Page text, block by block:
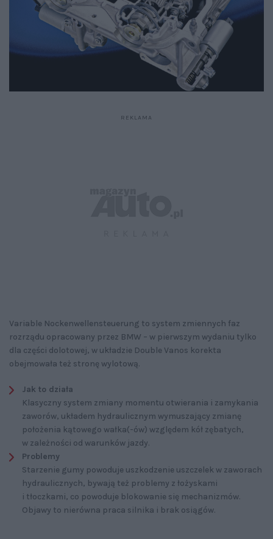
Variable Nockenwellensteuerung to system zmiennych faz
rozrządu opracowany przez BMW – w pierwszym wydaniu tylko
dla części dolotowej, w układzie Double Vanos korekta
obejmowała też stronę wylotową.
Jak to działa
Klasyczny system zmiany momentu otwierania i zamykania
zaworów, układem hydraulicznym wymuszający zmianę
położenia kątowego wałka(-ów) względem kół zębatych,
w zależności od warunków jazdy.
Problemy
Starzenie gumy powoduje uszkodzenie uszczelek w zaworach
hydraulicznych, bywają też problemy z łożyskami
i tłoczkami, co powoduje blokowanie się mechanizmów.
Objawy to nierówna praca silnika i brak osiągów.